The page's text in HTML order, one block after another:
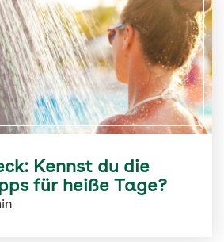
Kennst du die
für heiße Tage?